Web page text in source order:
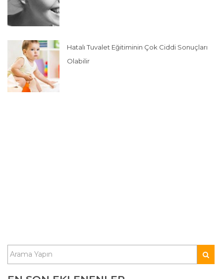
Hatalı Tuvalet Eğitiminin Çok Ciddi Sonuçları
Olabilir